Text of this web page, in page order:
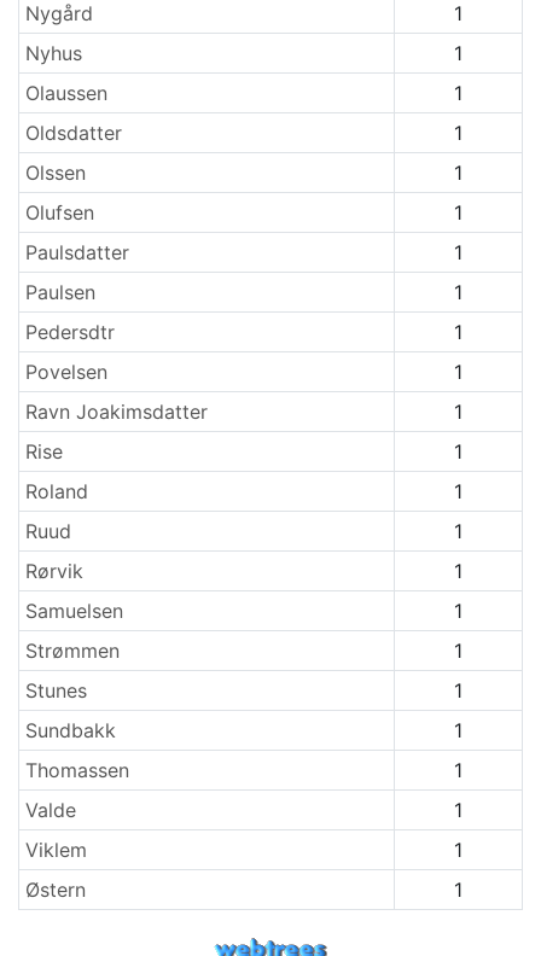
Nygård
1
Nyhus
1
Olaussen
1
Oldsdatter
1
Olssen
1
Olufsen
1
Paulsdatter
1
Paulsen
1
Pedersdtr
1
Povelsen
1
Ravn Joakimsdatter
1
Rise
1
Roland
1
Ruud
1
Rørvik
1
Samuelsen
1
Strømmen
1
Stunes
1
Sundbakk
1
Thomassen
1
Valde
1
Viklem
1
Østern
1